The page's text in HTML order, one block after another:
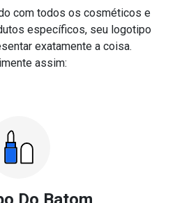
com todos os cosméticos e
específicos, seu logotipo
exatamente a coisa.
assim: